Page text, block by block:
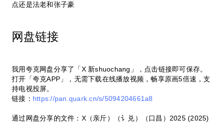
点还是法老和张子豪
网盘链接
我用夸克网盘分享了「X 新shuochang」，点击链接即可保存。
打开「夸克APP」，无需下载在线播放视频，畅享原画5倍速，支
持电视投屏。
链接： https://pan.quark.cn/s/5094204661a8
通过网盘分享的文件：X（亲斤）（讠兑）（口昌）2025 (2025)